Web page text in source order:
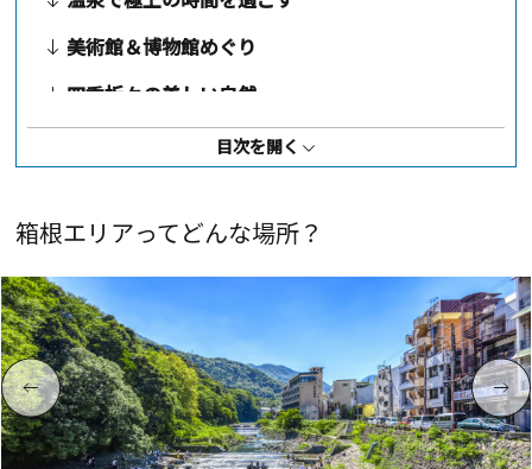
美術館＆博物館めぐり
四季折々の美しい自然
絶対食べたい！グルメ＆定番みやげ
目次を開く
箱根エリアってどんな場所？